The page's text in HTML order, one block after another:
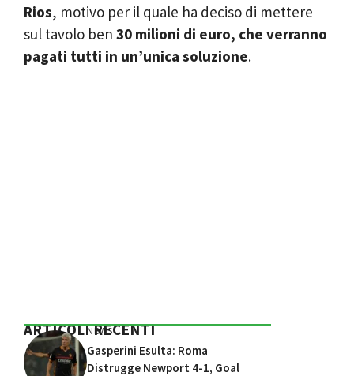
Rios, motivo per il quale ha deciso di mettere
sul tavolo ben 30 milioni di euro, che verranno
pagati tutti in un’unica soluzione.
ARTICOLI RECENTI
NEWS
Gasperini Esulta: Roma
Distrugge Newport 4-1, Goal